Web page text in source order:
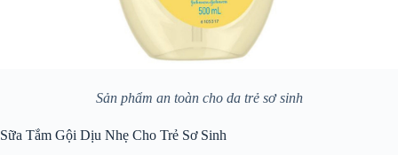
Sản phẩm an toàn cho da trẻ sơ sinh
Sữa Tắm Gội Dịu Nhẹ Cho Trẻ Sơ Sinh